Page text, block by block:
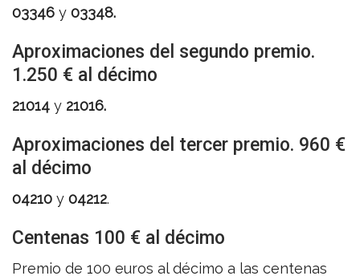
03346 y 03348.
Aproximaciones del segundo premio.
1.250 € al décimo
21014 y 21016.
Aproximaciones del tercer premio. 960 €
al décimo
04210 y 04212.
Centenas 100 € al décimo
Premio de 100 euros al décimo a las centenas